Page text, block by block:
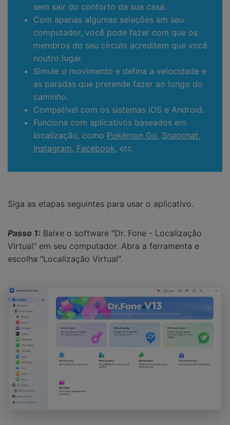
sem sair do conforto da sua casa.
Com apenas algumas seleções em seu
computador, você pode fazer com que os
membros do seu círculo acreditem que você
noutro lugar.
Simule o movimento e defina a velocidade e
as paradas que pretende fazer ao longo do
caminho.
Compatível com os sistemas iOS e Android.
Funciona com aplicativos baseados em
localização, como Pokémon Go, Snapchat,
Instagram, Facebook, etc.
Siga as etapas seguintes para usar o aplicativo.
Passo 1: Baixe o software "Dr. Fone - Localização
Virtual" em seu computador. Abra a ferramenta e
escolha "Localização Virtual".